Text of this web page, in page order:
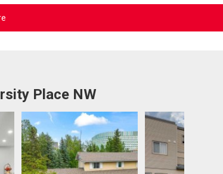
Place NW